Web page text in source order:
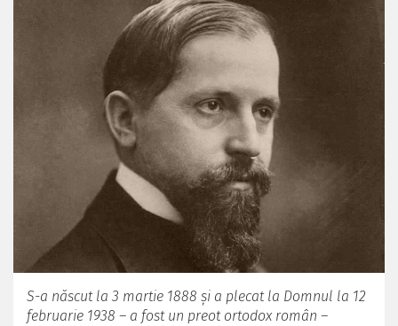
S-a născut la 3 martie 1888 și a plecat la Domnul la 12
februarie 1938 – a fost un preot ortodox român –